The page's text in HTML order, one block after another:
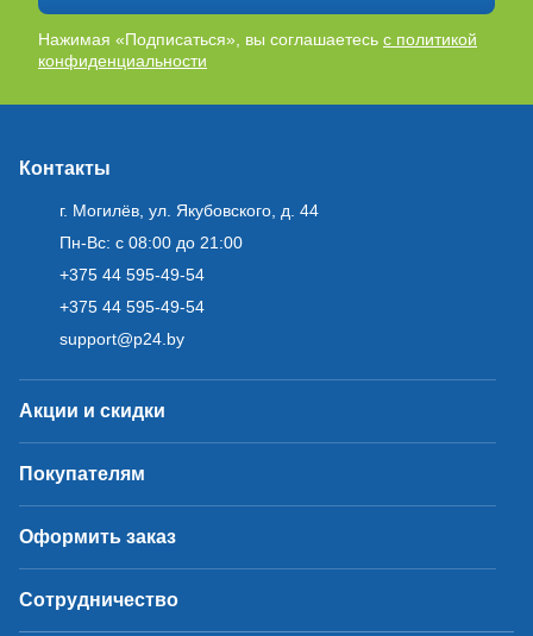
Нажимая «Подписаться», вы соглашаетесь с политикой
конфиденциальности
Контакты
г. Могилёв, ул. Якубовского, д. 44
Пн-Вс: с 08:00 до 21:00
+375 44 595-49-54
+375 44 595-49-54
support@p24.by
Акции и скидки
Покупателям
Оформить заказ
Сотрудничество